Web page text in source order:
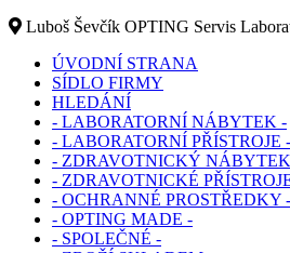
Luboš Ševčík OPTING Servis
ÚVODNÍ STRANA
SÍDLO FIRMY
HLEDÁNÍ
- LABORATORNÍ NÁBYTEK -
- LABORATORNÍ PŘÍSTROJE -
- ZDRAVOTNICKÝ
- ZDRAVOTNICKÉ
- OCHRANNÉ PROSTŘEDKY -
- OPTING MADE -
- SPOLEČNÉ -